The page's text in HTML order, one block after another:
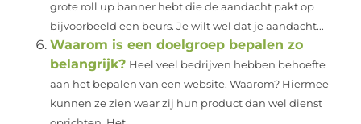
grote roll up banner hebt die de aandacht pakt op
bijvoorbeeld een beurs. Je wilt wel dat je aandacht...
Waarom is een doelgroep bepalen zo
belangrijk? Heel veel bedrijven hebben behoefte
aan het bepalen van een website. Waarom? Hiermee
kunnen ze zien waar zij hun product dan wel dienst